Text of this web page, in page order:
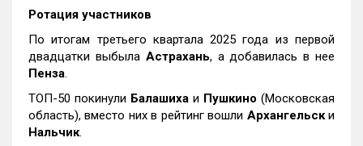
Ротация участников
По итогам третьего квартала 2025 года из первой
двадцатки выбыла Астрахань, а добавилась в нее
Пенза.
ТОП-50 покинули Балашиха и Пушкино (Московская
область), вместо них в рейтинг вошли Архангельски
Нальчик.